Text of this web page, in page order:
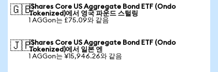
🇬🇧iShares Core US Aggregate Bond ETF (Ondo
Tokenized)에서 영국 파운드 스털링
1 AGGon는 £75.09와 같음
🇯🇵iShares Core US Aggregate Bond ETF (Ondo
Tokenized)에서 일본 엔
1 AGGon는 ¥15,946.26와 같음